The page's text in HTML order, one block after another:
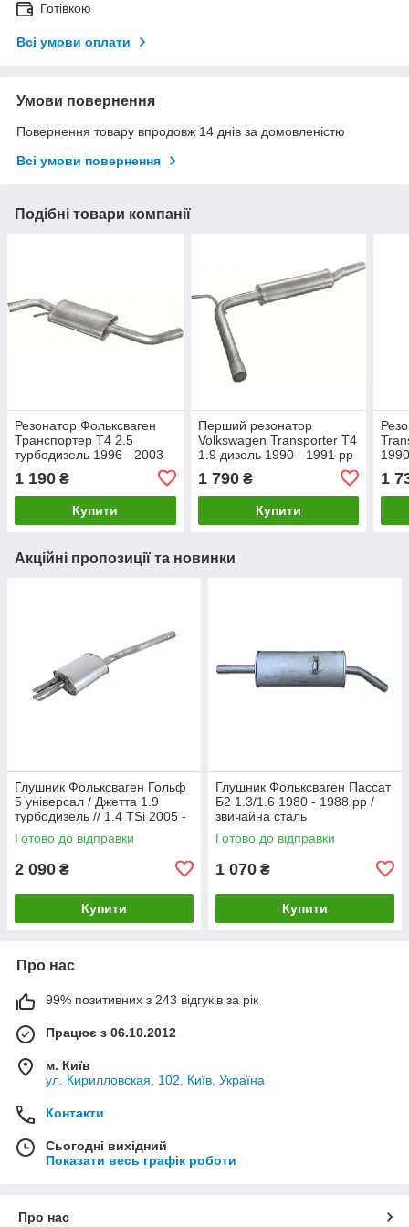
Готівкою
Всі умови оплати
Умови повернення
Повернення товару впродовж 14 днів за домовленістю
Всі умови повернення
Подібні товари компанії
Резонатор Фольксваген
Транспортер Т4 2.5
турбодизель 1996 - 2003
1 190 ₴
Купити
Перший резонатор
Volkswagen Transporter T4
1.9 дизель 1990 - 1991 рр
1 790₴
Купити
1
Акційні пропозиції та новинки
Глушник Фольксваген Гольф
5 універсал / Джетта 1.9
турбодизель // 1.4 TSi 2005 -
2010 рр Босал
Готово до відправки
2 090 ₴
Купити
Глушник Фольксваген Пассат
Б2 1.3/1.6 1980 - 1988 рр /
звичайна сталь
Готово до відправки
1 070 ₴
Купити
Про нас
99% позитивних з 243 відгуків за рік
Працює з 06.10.2012
м. Київ
ул. Кирилловская, 102, Київ, Україна
Контакти
Сьогодні вихідний
Показати весь графік роботи
Про нас